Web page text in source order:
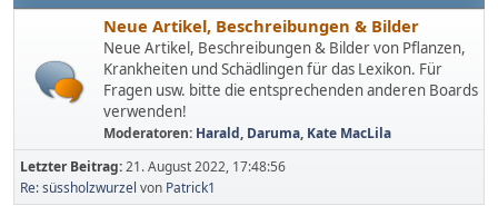
Neue Artikel, Beschreibungen & Bilder
Neue Artikel, Beschreibungen & Bilder von Pflanzen,
Krankheiten und Schädlingen für das Lexikon. Für
Fragen usw. bitte die entsprechenden anderen Boards
verwenden!
Moderatoren: Harald, Daruma, Kate MacLila
Letzter Beitrag:21. August 2022, 17:48:56
Re: süssholzwurzel von Patrick1